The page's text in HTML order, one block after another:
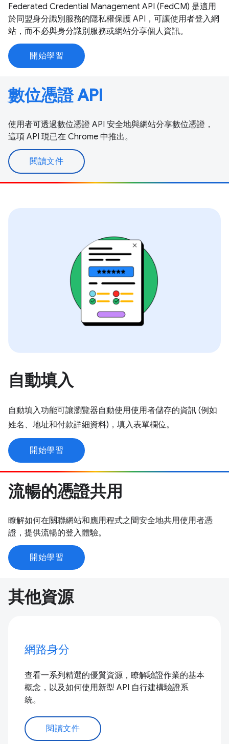
Federated Credential Management API (FedCM) 是適用
於同盟身分識別服務的隱私權保護 API，可讓使用者登入網
站，而不必與身分識別服務或網站分享個人資訊。
開始學習
數位憑證 API
使用者可透過數位憑證 API 安全地與網站分享數位憑證，
這項 API 現已在 Chrome 中推出。
閱讀文件
自動填入
自動填入功能可讓瀏覽器自動使用使用者儲存的資訊 (例如
姓名、地址和付款詳細資料)，填入表單欄位。
開始學習
流暢的憑證共用
瞭解如何在關聯網站和應用程式之間安全地共用使用者憑
證，提供流暢的登入體驗。
開始學習
其他資源
網路身分
查看一系列精選的優質資源，瞭解驗證作業的基本
概念，以及如何使用新型 API 自行建構驗證系
統。
閱讀文件